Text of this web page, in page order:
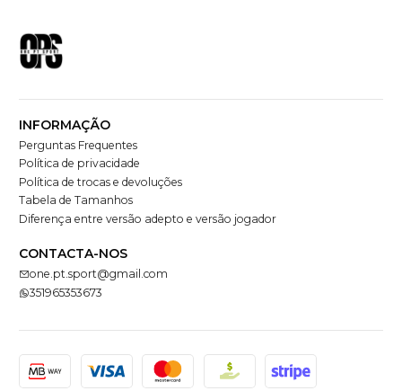
INFORMAÇÃO
Perguntas Frequentes
Política de privacidade
Política de trocas e devoluções
Tabela de Tamanhos
Diferença entre versão adepto e versão jogador
CONTACTA-NOS
one.pt.sport@gmail.com
351965353673